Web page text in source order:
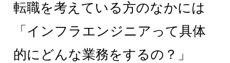
転職を考えている方のなかには
「インフラエンジニアって具体
的にどんな業務をするの？」